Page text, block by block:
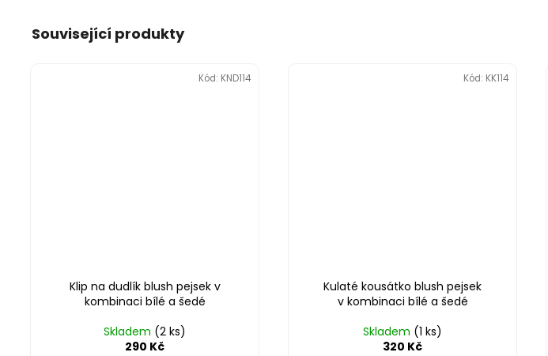
Související produkty
Klip na dudlík blush pejsek v
kombinaci bílé a šedé
Skladem (2 ks)
290 Kč
Kód: KND114
Kulaté kousátko blush pejsek
v kombinaci bílé a šedé
Skladem (1 ks)
320 Kč
Kód: KK114